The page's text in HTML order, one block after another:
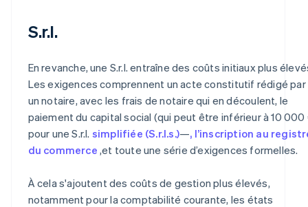
S.r.l.
En revanche, une S.r.l. entraîne des coûts initiaux plus
Les exigences comprennent un acte constitutif rédigé par
un notaire, avec les frais de notaire qui en découlent, le
paiement du capital social (qui peut être inférieur à 10 000
pour une S.r.l. simplifiée (S.r.l.s.)—, l’inscription au
du commerce ,et toute une série d’exigences formelles.
À cela s'ajoutent des coûts de gestion plus élevés,
notamment pour la comptabilité courante, les états